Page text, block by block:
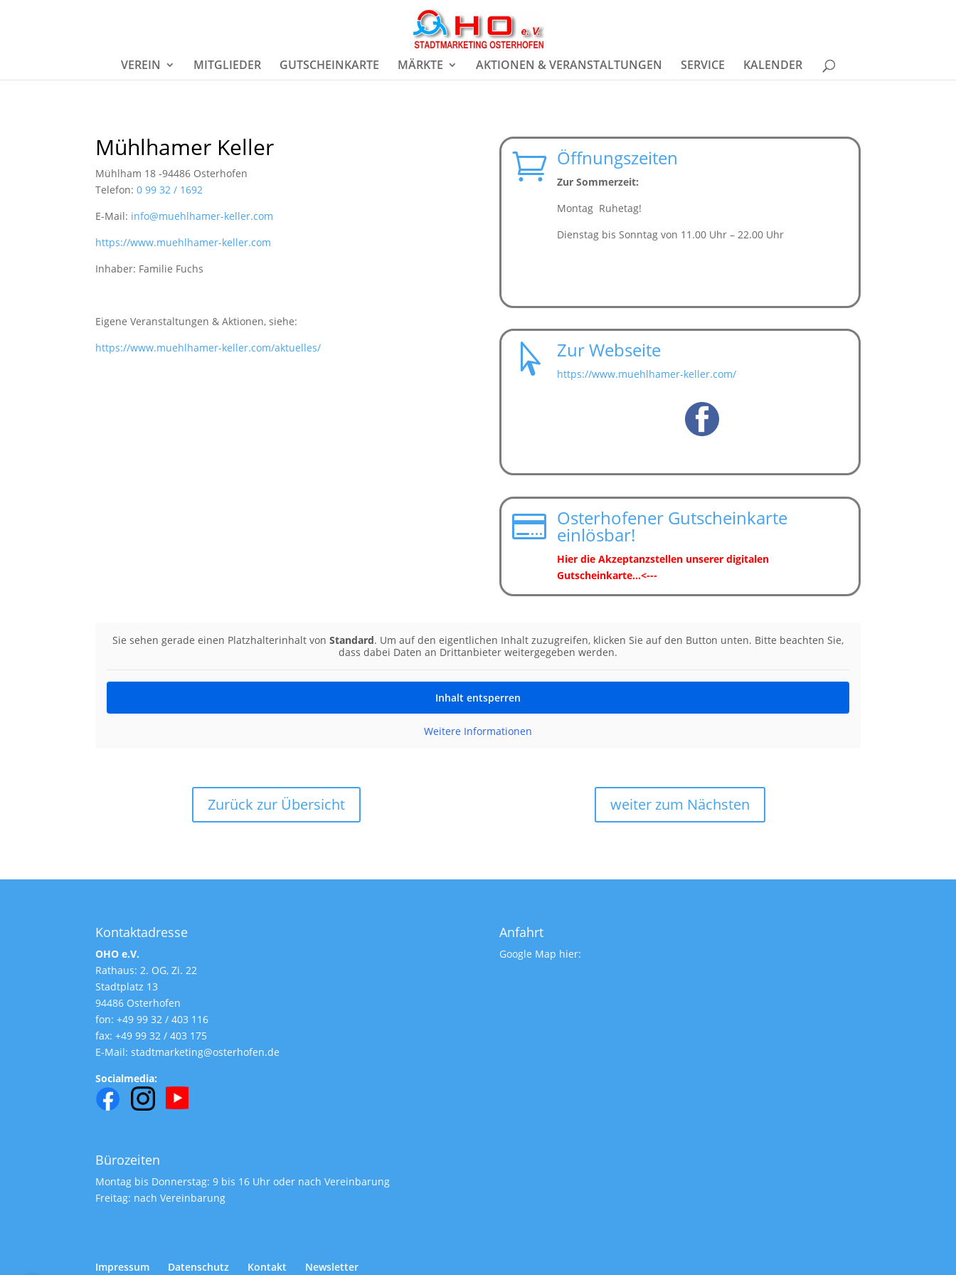
VEREIN MITGLIEDER GUTSCHEINKARTE MÄRKTE AKTIONEN & VERANSTALTUNGEN SERVICE KALENDER
Mühlhamer Keller
Mühlham 18 -94486 Osterhofen
Telefon:0 99 32 / 1692
E-Mail: info@muehlhamer-keller.com
https://www.muehlhamer-keller.com
Inhaber: Familie Fuchs
Eigene Veranstaltungen & Aktionen, siehe:
https://www.muehlhamer-keller.com/aktuelles/
 Öffnungszeiten
Zur Sommerzeit:
Montag Ruhetag!
Dienstag bis Sonntag von 11.00 Uhr – 22.00 Uhr
 Zur Webseite
https://www.muehlhamer-keller.com/
 Osterhofener Gutscheinkarte
einlösbar!
Hier die Akzeptanzstellen unserer digitalen
Gutscheinkarte...<---
Sie sehen gerade einen Platzhalterinhalt von Standard. Um auf den eigentlichen Inhalt zuzugreifen, klicken Sie auf den Button unten. Bitte beachten Sie,
dass dabei Daten an Drittanbieter weitergegeben werden.
Inhalt entsperren
Weitere Informationen
Zurück zur Übersicht weiter zum Nächsten
Kontaktadresse
OHO e.V.
Rathaus: 2. OG, Zi. 22
Stadtplatz 13
94486 Osterhofen
fon: +49 99 32 / 403 116
fax: +49 99 32 / 403 175
E-Mail: stadtmarketing@osterhofen.de
Socialmedia:
Bürozeiten
Montag bis Donnerstag: 9 bis 16 Uhr oder nach Vereinbarung
Freitag: nach Vereinbarung
Anfahrt
Google Map hier:
Impressum Datenschutz Kontakt Newsletter